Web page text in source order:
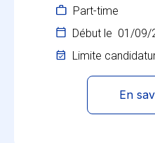
Part-time
Début le 01/09/
Limite
En